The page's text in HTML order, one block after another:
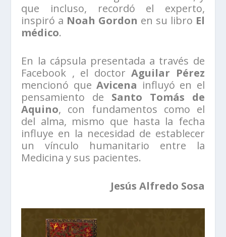
que incluso, recordó el experto,
inspiró a Noah Gordon en su libro El
médico.
En la cápsula presentada a través de
Facebook , el doctorAguilar Pérez
mencionó queAvicena influyó en el
pensamiento de Santo Tomás de
Aquino, con fundamentos como el
del alma, mismo que hasta la fecha
influye en la necesidad de establecer
un vínculo humanitario entre la
Medicina y sus pacientes.
Jesús Alfredo Sosa